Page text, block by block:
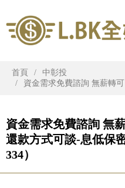
首頁
中彰投
資金需求免費諮詢 無薪轉
資金需求免費諮詢 無
還款方式可談-息低保
334）